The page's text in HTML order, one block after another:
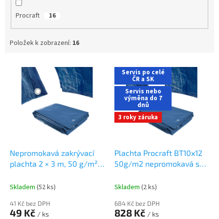
Procraft 16
Položek k zobrazení: 16
Nepromokavá zakrývací
plachta 2 × 3 m, 50 g/m²,
Skladem (52 ks)
41 Kč bez DPH
49 Kč / ks
Servis po celé
ČR a SK
Servis nebo
výměna do 7
dnů
3 roky záruka
Plachta Procraft BT10x12
50g/m2 nepromokavá s
Skladem (2 ks)
684 Kč bez DPH
828 Kč / ks